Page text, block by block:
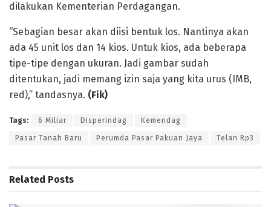
dilakukan Kementerian Perdagangan.
“Sebagian besar akan diisi bentuk los. Nantinya akan
ada 45 unit los dan 14 kios. Untuk kios, ada beberapa
tipe-tipe dengan ukuran. Jadi gambar sudah
ditentukan, jadi memang izin saja yang kita urus (IMB,
red),” tandasnya. (Fik)
Tags: 6 Miliar Disperindag Kemendag
Pasar Tanah Baru Perumda Pasar Pakuan Jaya Telan Rp3
Related Posts